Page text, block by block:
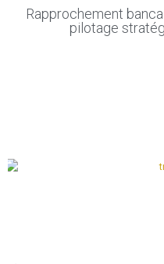
Rapprochement
pilotage